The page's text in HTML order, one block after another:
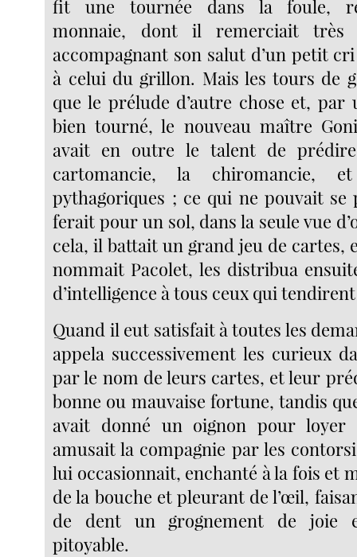
fit une tournée dans la foule,
monnaie, dont il remerciait très
accompagnant son salut d’un petit
à celui du grillon. Mais les tours de
que le prélude d’autre chose et,
bien tourné, le nouveau maître
avait en outre le talent de
cartomancie, la chiromancie,
pythagoriques ; ce qui ne pouvait se
ferait pour un sol, dans la seule vue
cela, il battait un grand jeu de cartes,
nommait Pacolet, les distribua
d’intelligence à tous ceux qui
Quand il eut satisfait à toutes les
appela successivement les curieux
par le nom de leurs cartes, et leur
bonne ou mauvaise fortune, tandis
avait donné un oignon pour loyer
amusait la compagnie par les
lui occasionnait, enchanté à la fois et
de la bouche et pleurant de l’œil,
de dent un grognement de joie
pitoyable.